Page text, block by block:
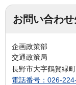
お問い合わ
企画政策部
交通政策局
長野市大字鶴賀緑
電話番号：026-